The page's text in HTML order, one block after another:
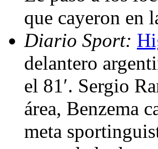
que cayeron en
Diario Sport:
delantero
el 81′. Sergio
área, Benzema
meta